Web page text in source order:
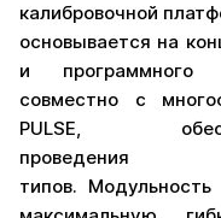
калибровочной
основывается на
и программного
совместно с
PULSE,
проведения
типов.